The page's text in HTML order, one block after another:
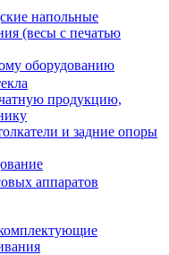
напольные
(весы с печатью
оборудованию
продукцию,
и задние опоры
аппаратов